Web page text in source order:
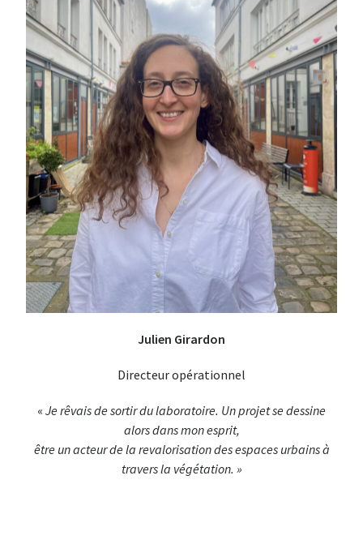
Julien Girardon
Directeur opérationnel
« Je rêvais de sortir du laboratoire. Un projet se dessine
alors dans mon esprit,
être un acteur de la revalorisation des espaces urbains à
travers la végétation. »